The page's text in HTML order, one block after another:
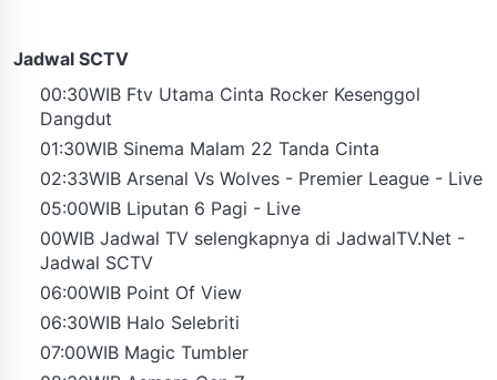
Jadwal SCTV
00:30WIB Ftv Utama Cinta Rocker Kesenggol
Dangdut
01:30WIB Sinema Malam 22 Tanda Cinta
02:33WIB Arsenal Vs Wolves - Premier League - Live
05:00WIB Liputan 6 Pagi - Live
00WIB Jadwal TV selengkapnya di JadwalTV.Net -
Jadwal SCTV
06:00WIB Point Of View
06:30WIB Halo Selebriti
07:00WIB Magic Tumbler